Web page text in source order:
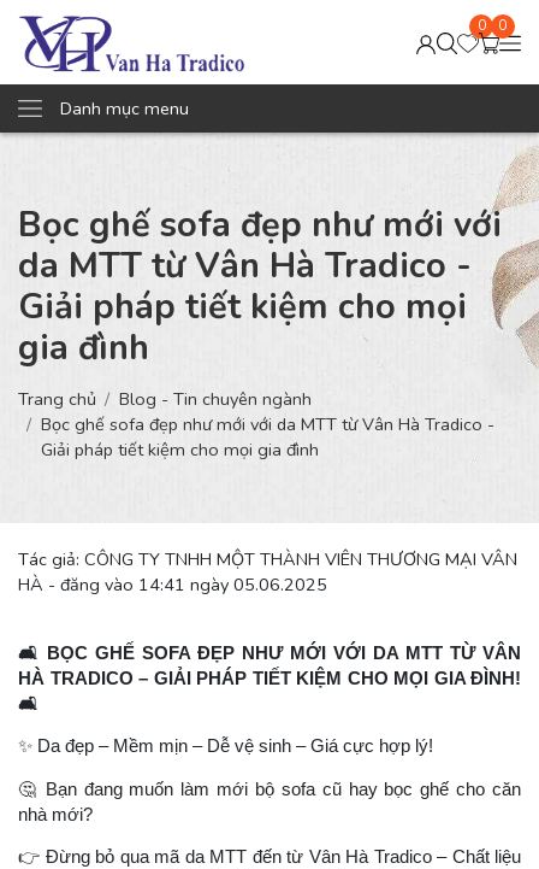
0 0
Danh mục menu
Bọc ghế sofa đẹp như mới với
da MTT từ Vân Hà Tradico -
Giải pháp tiết kiệm cho mọi
gia đình
Trang chủ
Blog - Tin chuyên ngành
Bọc ghế sofa đẹp như mới với da MTT từ Vân Hà Tradico -
Giải pháp tiết kiệm cho mọi gia đình
Tác giả: CÔNG TY TNHH MỘT THÀNH VIÊN THƯƠNG MẠI VÂN
HÀ - đăng vào 14:41 ngày 05.06.2025
🛋 ️ BỌC GHẾ SOFA ĐẸP NHƯ MỚI VỚI DA MTT TỪ VÂN
HÀ TRADICO – GIẢI PHÁP TIẾT KIỆM CHO MỌI GIA ĐÌNH!
🛋
✨ Da đẹp – Mềm mịn – Dễ vệ sinh – Giá cực hợp lý!
🤔 Bạn đang muốn làm mới bộ sofa cũ hay bọc ghế cho căn
nhà mới?
👉 Đừng bỏ qua mã da MTT đến từ Vân Hà Tradico – Chất liệu